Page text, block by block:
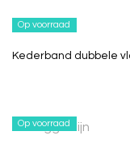
Op voorraad
Kederband dubbele
Op voorraad